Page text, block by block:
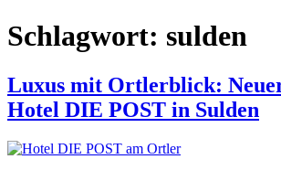
Schlagwort: sulden
Luxus mit Ortlerblick:
Hotel DIE POST in Sulden